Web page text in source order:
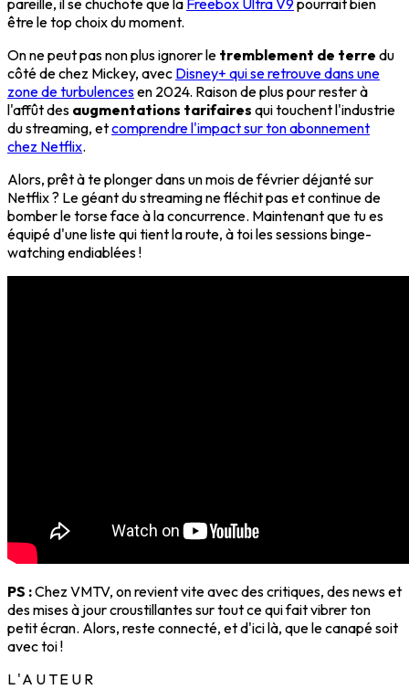
pareille, il se chuchote que la Freebox Ultra V9pourrait bien
être le top choix du moment.
On ne peut pas non plus ignorer le tremblement de terre du
côté de chez Mickey, avec Disney+ qui se retrouve dans une
zone de turbulencesen 2024. Raison de plus pour rester à
l'affût des augmentations tarifaires qui touchent l'industrie
du streaming, etcomprendre l'impact sur ton abonnement
chez Netflix.
Alors, prêt à te plonger dans un mois de février déjanté sur
Netflix ? Le géant du streaming ne fléchit pas et continue de
bomber le torse face à la concurrence. Maintenant que tu es
équipé d'une liste qui tient la route, à toi les sessions binge-
watching endiablées !
PS :Chez VMTV, on revient vite avec des critiques, des news et
des mises à jour croustillantes sur tout ce qui fait vibrer ton
petit écran. Alors, reste connecté, et d'ici là, que le canapé soit
avec toi !
L'AUTEUR